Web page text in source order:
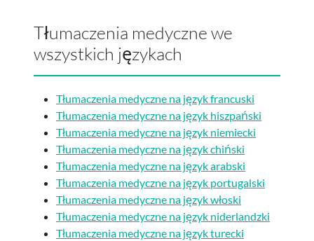
Tłumaczenia medyczne we
wszystkich językach
Tłumaczenia medyczne na język francuski
Tłumaczenia medyczne na język hiszpański
Tłumaczenia medyczne na język niemiecki
Tłumaczenia medyczne na język chiński
Tłumaczenia medyczne na język arabski
Tłumaczenia medyczne na język portugalski
Tłumaczenia medyczne na język włoski
Tłumaczenia medyczne na język niderlandzki
Tłumaczenia medyczne na język turecki